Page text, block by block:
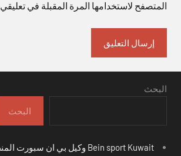
المتصفح لاستخدامها المرة المقبلة في تعليقي.
البحث
البحث